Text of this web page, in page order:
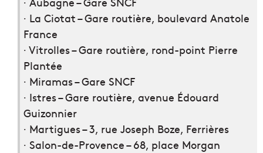
∙ La Ciotat – Gare routière, boulevard Anatole
France
∙ Vitrolles – Gare routière, rond-point Pierre
Plantée
∙ Miramas – Gare SNCF
∙ Istres – Gare routière, avenue Édouard
Guizonnier
∙ Martigues – 3, rue Joseph Boze, Ferrières
∙ Salon-de-Provence – 68, place Morgan